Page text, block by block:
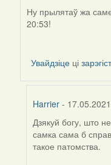
In
reply
Harrier
Ну прылятаў жа
20:53!
Увайдзіце ці
Harrier-
In
reply
to
Дзякуй богу, што
самка сама б
такое патомства.